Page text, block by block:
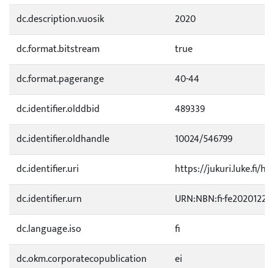
dc.description.vuosik
2020
dc.format.bitstream
true
dc.format.pagerange
40-44
dc.identifier.olddbid
489339
dc.identifier.oldhandle
10024/546799
dc.identifier.uri
https://jukuri.luke.fi/
dc.identifier.urn
URN:NBN:fi-
dc.language.iso
fi
dc.okm.corporatecopublication
ei